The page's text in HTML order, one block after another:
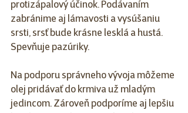
protizápalový účinok. Podávaním
zabránime aj lámavosti a vysúšaniu
srsti, srsť bude krásne lesklá a hustá.
Spevňuje pazúriky.
Na podporu správneho vývoja môžeme
olej pridávať do krmiva už mladým
jedincom. Zároveň podporíme aj lepšiu